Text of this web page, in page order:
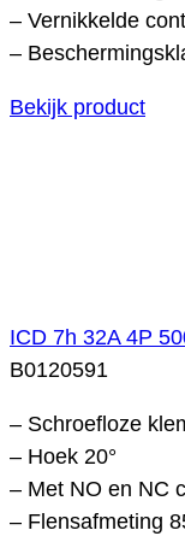
– Vernikkelde
–
Bekijk product
ICD 7h 32A 4P
B0120591
– Schroefloze
– Hoek 20°
– Met NO en NC
– Flensafmeting